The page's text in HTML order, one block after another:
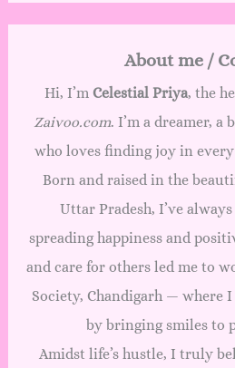
About me /
Hi, I’m Celestial Priya, the
Zaivoo.com. I’m a dreamer, a
who loves finding joy in
Born and raised in the
Uttar Pradesh, I’ve
spreading happiness and
and care for others led me to
Society, Chandigarh — where
by bringing smiles to
Amidst life’s hustle, I truly